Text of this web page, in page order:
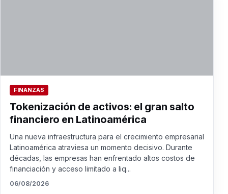
FINANZAS
Tokenización de activos: el gran salto
financiero en Latinoamérica
Una nueva infraestructura para el crecimiento empresarial
Latinoamérica atraviesa un momento decisivo. Durante
décadas, las empresas han enfrentado altos costos de
financiación y acceso limitado a liq...
06/08/2026